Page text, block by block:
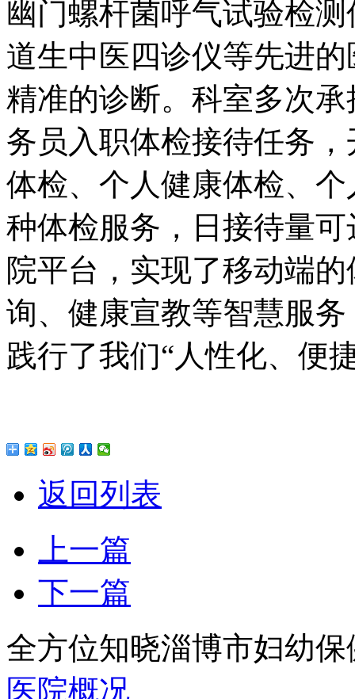
幽门螺杆菌呼气试验检
道生中医四诊仪等先进
精准的诊断。科室多次
务员入职体检接待任务
体检、个人健康体检、
种体检服务，日接待量
院平台，实现了移动端
询、健康宣教等智慧服
践行了我们“人性化、便
返回列表
上一篇
下一篇
全方位知晓淄博市妇幼
医院概况